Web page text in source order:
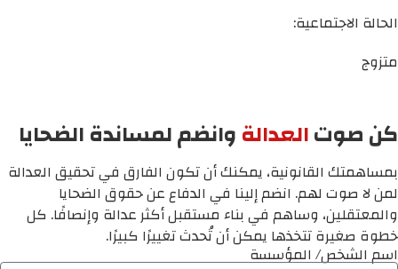
الحالة الاجتماعية:
متزوج
كن صوتالعدالةوانضم لمساندة الضحايا
بمساهمتك القانونية، يمكنك أن تكون الفارق في تحقيق العدالة
لمن لا صوت لهم. انضم إلينا في الدفاع عن حقوق الضحايا
والمعتقلين، وساهم في بناء مستقبل أكثر عدالة وإنصافًا. كل
خطوة صغيرة تتخذها يمكن أن تُحدث تغييرًا كبيرًا.
اسم الشخص/ المؤسسة